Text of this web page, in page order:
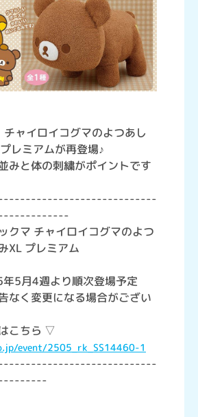
ャイロイコグマのよつあし
レミアムが再登場♪
みと体の刺繍がポイントです
クマ チャイロイコグマのよつ
XL プレミアム
5月4週より順次登場予定
なく変更になる場合がござい
こちら ▽
event/2505_rk_SS14460-1